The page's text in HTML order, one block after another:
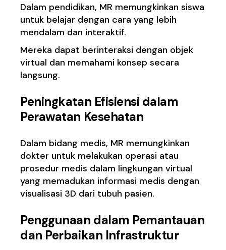
Dalam pendidikan, MR memungkinkan siswa
untuk belajar dengan cara yang lebih
mendalam dan interaktif.
Mereka dapat berinteraksi dengan objek
virtual dan memahami konsep secara
langsung.
Peningkatan Efisiensi dalam
Perawatan Kesehatan
Dalam bidang medis, MR memungkinkan
dokter untuk melakukan operasi atau
prosedur medis dalam lingkungan virtual
yang memadukan informasi medis dengan
visualisasi 3D dari tubuh pasien.
Penggunaan dalam Pemantauan
dan Perbaikan Infrastruktur